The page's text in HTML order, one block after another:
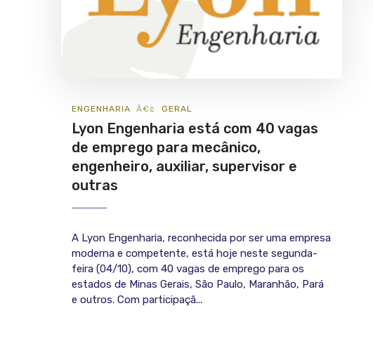
ENGENHARIA GERAL
Lyon Engenharia está com 40 vagas
de emprego para mecânico,
engenheiro, auxiliar, supervisor e
outras
A Lyon Engenharia, reconhecida por ser uma empresa
moderna e competente, está hoje neste segunda-
feira (04/10), com 40 vagas de emprego para os
estados de Minas Gerais, São Paulo, Maranhão, Pará
e outros. Com participaçã...